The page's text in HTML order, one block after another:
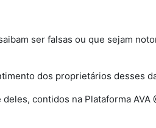
ser falsas ou que sejam
dos proprietários desses
contidos na Plataforma AVA